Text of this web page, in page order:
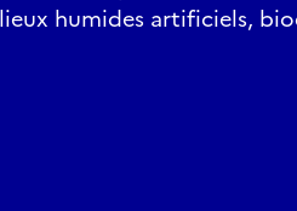
humides artificiels,